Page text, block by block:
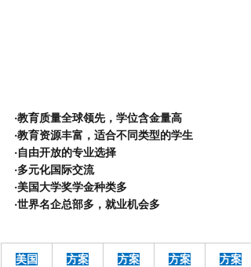
·教育质量全球领先，学位含金量高
·教育资源丰富，适合不同类型的学生
·自由开放的专业选择
·多元化国际交流
·美国大学奖学金种类多
·世界名企总部多，就业机会多
美国
方案
方案
方案
方案